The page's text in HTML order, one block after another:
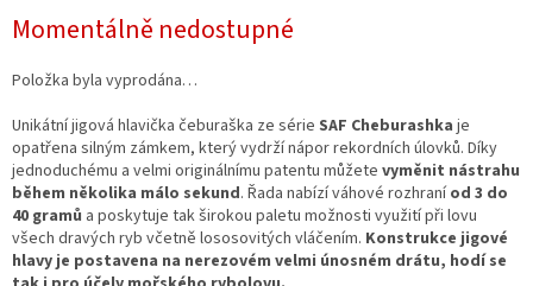
Momentálně nedostupné
Položka byla vyprodána…
Unikátní jigová hlavička čeburaška ze série SAF Cheburashka je
opatřena silným zámkem, který vydrží nápor rekordních úlovků. Díky
jednoduchému a velmi originálnímu patentu můžete vyměnit nástrahu
během několika málo sekund. Řada nabízí váhové rozhraníod 3 do
40 gramů a poskytuje tak širokou paletu možnosti využití při lovu
všech dravých ryb včetně lososovitých vláčením. Konstrukce jigové
hlavy je postavena na nerezovém velmi únosném drátu, hodí se